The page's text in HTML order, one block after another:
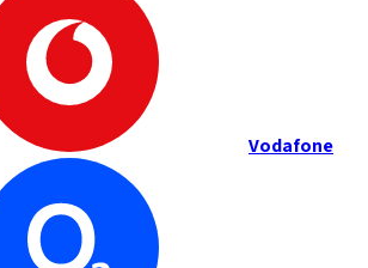
Vodafone